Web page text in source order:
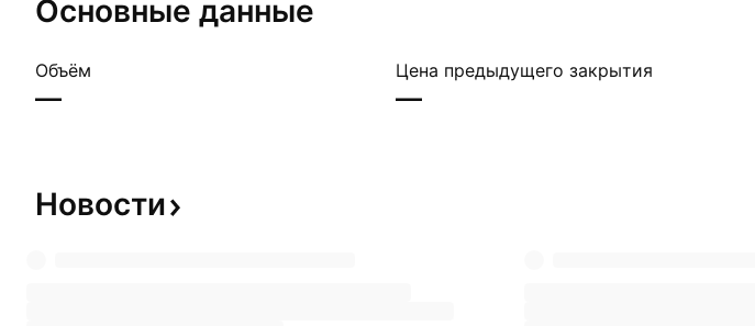
Основные данные
Объём
—
Цена предыдущего закрытия
—
Новости